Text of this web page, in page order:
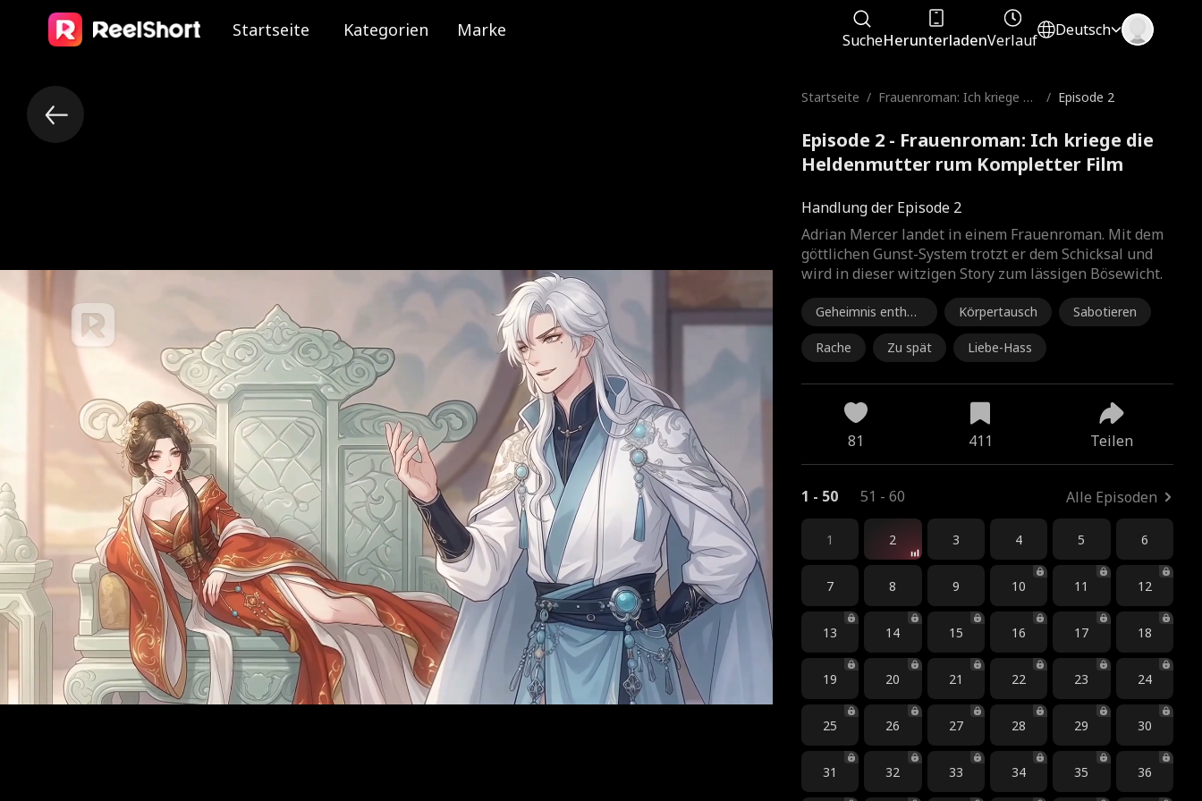
Startseite Kategorien Marke SucheHerunterladenVerlauf
Deutsch
Startseite / Frauenroman: Ich kriege di
/ Episode 2
Episode 2 - Frauenroman: Ich kriege die
Heldenmutter rum Kompletter Film
Handlung der Episode 2
Adrian Mercer landet in einem Frauenroman. Mit dem
göttlichen Gunst-System trotzt er dem Schicksal und
wird in dieser witzigen Story zum lässigen Bösewicht.
Geheimnis enthüll
en
Körpertausch Sabotieren
Rache Zu spät Liebe-Hass
81 411 Teilen
1 - 50 51 - 60 Alle Episoden
1 2 3 4 5 6
7 8 9 10 11 12
13 14 15 16 17 18
19 20 21 22 23 24
25 26 27 28 29 30
31 32 33 34 35 36